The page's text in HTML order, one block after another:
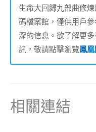
生命大回歸九部曲修
碼檔案館，僅供用戶
深的信息。欲了解更
訊，敬請點擊瀏覽鳳
相關連結